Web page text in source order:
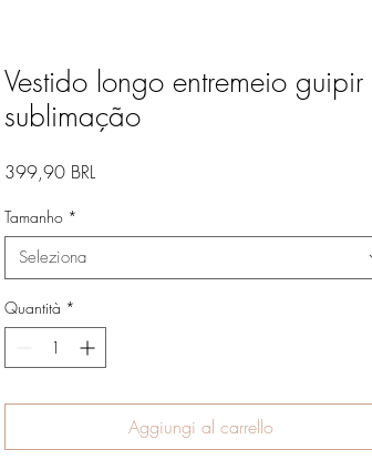
Vestido longo entremeio guipir
sublimação
399,90 BRLPrezzo
Tamanho *
Seleziona
Quantità *
Aggiungi al carrello